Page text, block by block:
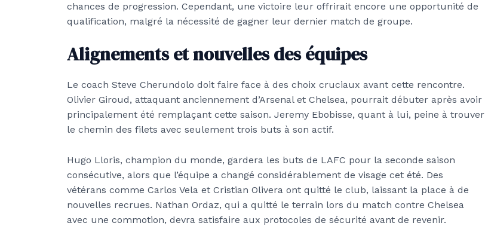
chances de progression. Cependant, une victoire leur offrirait encore une opportunité de
qualification, malgré la nécessité de gagner leur dernier match de groupe.
Alignements et nouvelles des équipes
Le coach Steve Cherundolo doit faire face à des choix cruciaux avant cette rencontre.
Olivier Giroud, attaquant anciennement d’Arsenal et Chelsea, pourrait débuter après avoir
principalement été remplaçant cette saison. Jeremy Ebobisse, quant à lui, peine à trouver
le chemin des filets avec seulement trois buts à son actif.
Hugo Lloris, champion du monde, gardera les buts de LAFC pour la seconde saison
consécutive, alors que l’équipe a changé considérablement de visage cet été. Des
vétérans comme Carlos Vela et Cristian Olivera ont quitté le club, laissant la place à de
nouvelles recrues. Nathan Ordaz, qui a quitté le terrain lors du match contre Chelsea
avec une commotion, devra satisfaire aux protocoles de sécurité avant de revenir.